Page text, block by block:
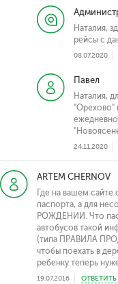
Наталия,
рейсы с
08.07.2020
Павел
Наталия,
"Орехово"
24.11.2020
ARTEM CHERNOV
Где на вашем
паспорта, а для
РОЖДЕНИИ. Что
автобусов такой
(типа ПРАВИЛА
чтобы поехать в
ребенку теперь
19.07.2016 ОТВЕТИТЬ